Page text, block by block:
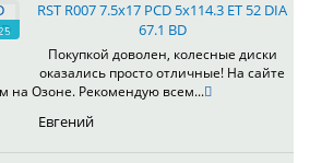
RST R007 7.5x17 PCD 5x114.3 ET 52 DIA
67.1 BD
Покупкой доволен, колесные диски
оказались просто отличные! На сайте
на Озоне. Рекомендую всем...
Евгений